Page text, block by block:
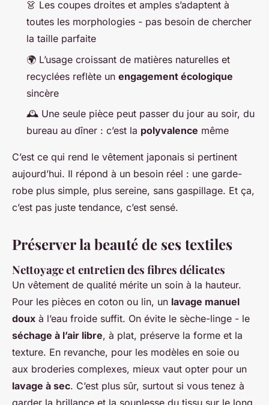
👗 Les coupes droites et amples s’adaptent à
toutes les morphologies - pas besoin de chercher
la taille parfaite
🌍 L’usage croissant de matières naturelles et
recyclées reflète un engagement écologique
sincère
🕰️ Une seule pièce peut passer du jour au soir, du
bureau au dîner : c’est la polyvalence même
C’est ce qui rend le vêtement japonais si pertinent
aujourd’hui. Il répond à un besoin réel : une garde-
robe plus simple, plus sereine, sans gaspillage. Et ça,
c’est pas juste tendance, c’est sensé.
Préserver la beauté de ses textiles
Nettoyage et entretien des fibres délicates
Un vêtement de qualité mérite un soin à la hauteur.
Pour les pièces en coton ou lin, un lavage manuel
doux à l’eau froide suffit. On évite le sèche-linge - le
séchage à l’air libre, à plat, préserve la forme et la
texture. En revanche, pour les modèles en soie ou
aux broderies complexes, mieux vaut opter pour un
lavage à sec. C’est plus sûr, surtout si vous tenez à
garder la brillance et la souplesse du tissu sur le long